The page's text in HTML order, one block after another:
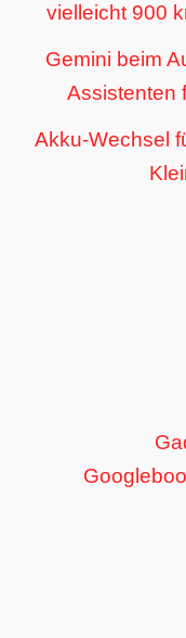
vielleicht 900
Gemini beim
Assistenten
Akku-Wechsel